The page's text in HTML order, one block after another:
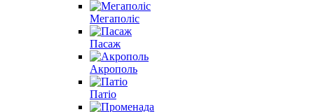
Мегаполіс
Пасаж
Акрополь
Патіо